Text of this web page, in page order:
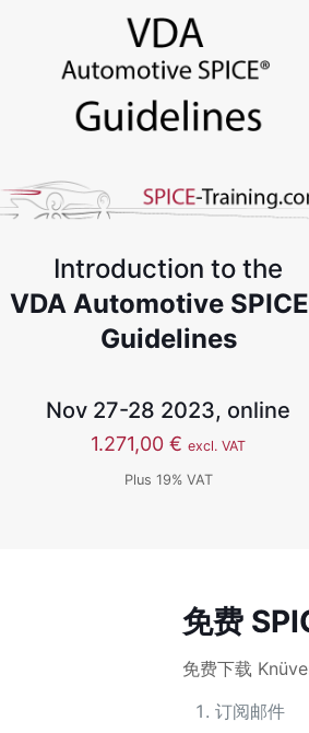
Introduction to the
VDA Automotive
Guidelines
Nov 27-28 2023, online
1.271,00€ excl. VAT
Plus 19% VAT
免费
免费下载
订阅邮件